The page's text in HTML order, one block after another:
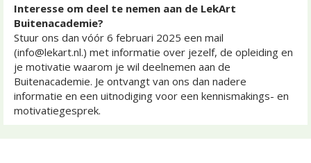
Interesse om deel te nemen aan de LekArt
Buitenacademie?
Stuur ons dan vóór 6 februari 2025 een mail
(info@lekart.nl.) met informatie over jezelf, de opleiding en
je motivatie waarom je wil deelnemen aan de
Buitenacademie. Je ontvangt van ons dan nadere
informatie en een uitnodiging voor een kennismakings- en
motivatiegesprek.